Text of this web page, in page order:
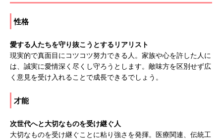
性格
愛する人たちを守り抜こうとするリアリスト
現実的で真面目にコツコツ努力できる人。家族や心を許した人に
は、誠実に愛情深く尽くし守ろうとします。敵味方を区別せず広
く意見を受け入れることで成長できるでしょう。
才能
次世代へと大切なものを受け継ぐ人
大切なものを受け継ぐことに粘り強さを発揮。医療関連、伝統工